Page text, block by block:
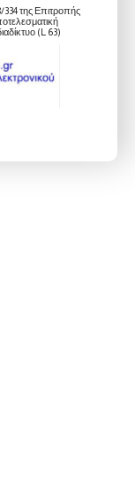
της Επιτροπής
(L 63)